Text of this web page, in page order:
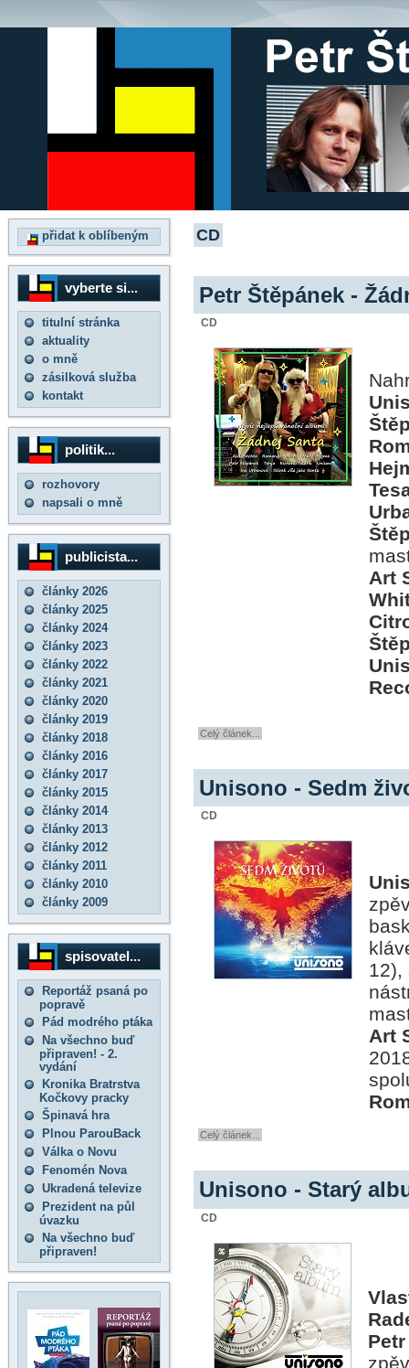
přidat k oblíbeným
vyberte si...
titulní stránka
aktuality
o mně
zásilková služba
kontakt
politik...
rozhovory
napsali o mně
publicista...
články 2026
články 2025
články 2024
články 2023
články 2022
články 2021
články 2020
články 2019
články 2018
články 2016
články 2017
články 2015
články 2014
články 2013
články 2012
články 2011
články 2010
články 2009
spisovatel...
Reportáž psaná po
popravě
Pád modrého ptáka
Na všechno buď
připraven! - 2.
vydání
Kronika Bratrstva
Kočkovy pracky
Špinavá hra
Plnou ParouBack
Válka o Novu
Fenomén Nova
Ukradená televize
Prezident na půl
úvazku
Na všechno buď
připraven!
CD
Petr Štěpánek -
CD
Art
Celý článek...
Unisono - Sedm
CD
Art
Celý článek...
Unisono - Starý
CD